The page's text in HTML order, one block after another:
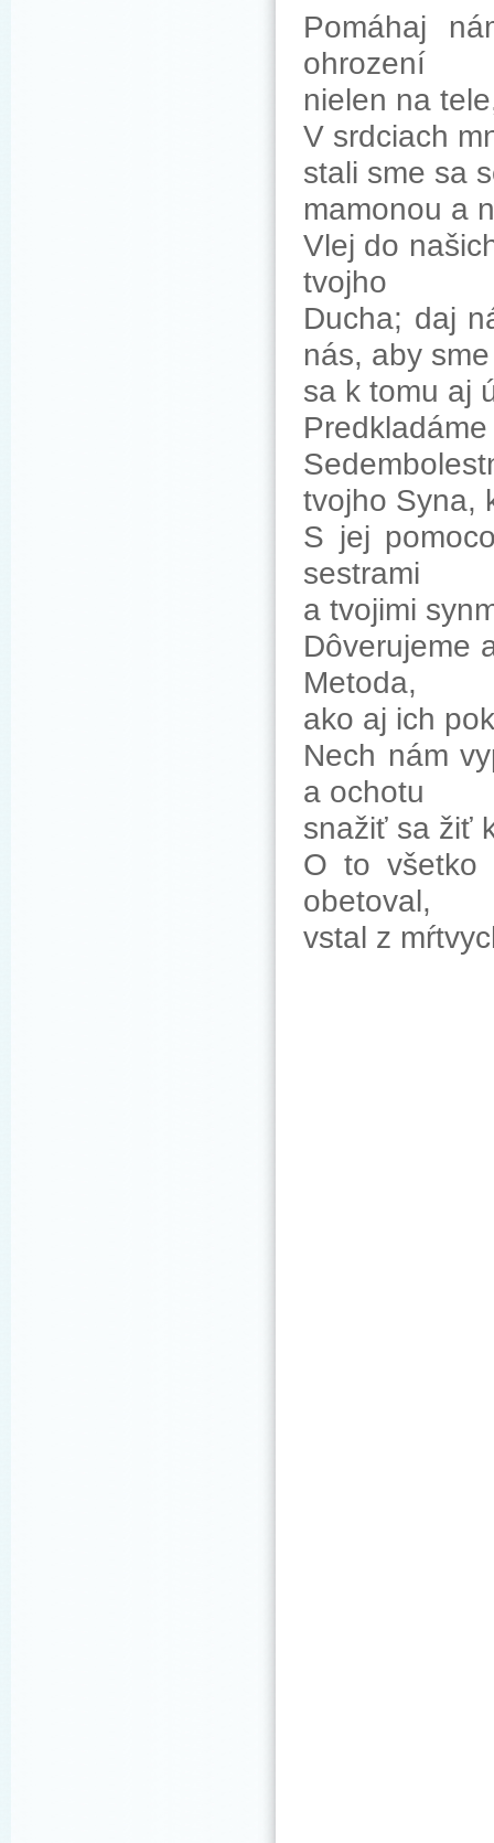
Pomáhaj
ohrození
nielen na
V srdciach
stali sme sa
mamonou a
Vlej do
tvojho
Ducha; daj
nás, aby sme
sa k tomu aj
tvojho Syna,
S jej
sestrami
a tvojimi
Dôverujeme
Metoda,
ako aj ich
Nech nám
a ochotu
snažiť sa žiť
O to všetko
obetoval,
vstal z